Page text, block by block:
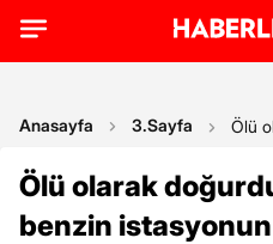
Anasayfa 3.Sayfa Ölü
Ölü olarak
benzin